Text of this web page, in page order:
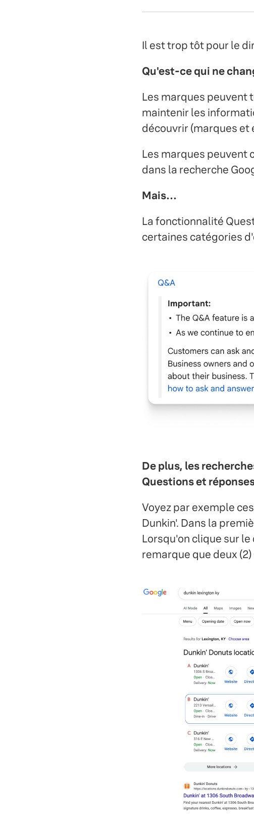
Il est trop tôt pour le
Qu'est-ce qui ne
Les marques peuvent
maintenir les
découvrir (marques
Les marques peuvent
dans la recherche
Mais…
La fonctionnalité
certaines catégories
De plus, les
Questions et
Voyez par exemple
Dunkin'. Dans la
Lorsqu'on clique sur
remarque que deux